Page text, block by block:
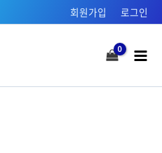
회원가입 로그인